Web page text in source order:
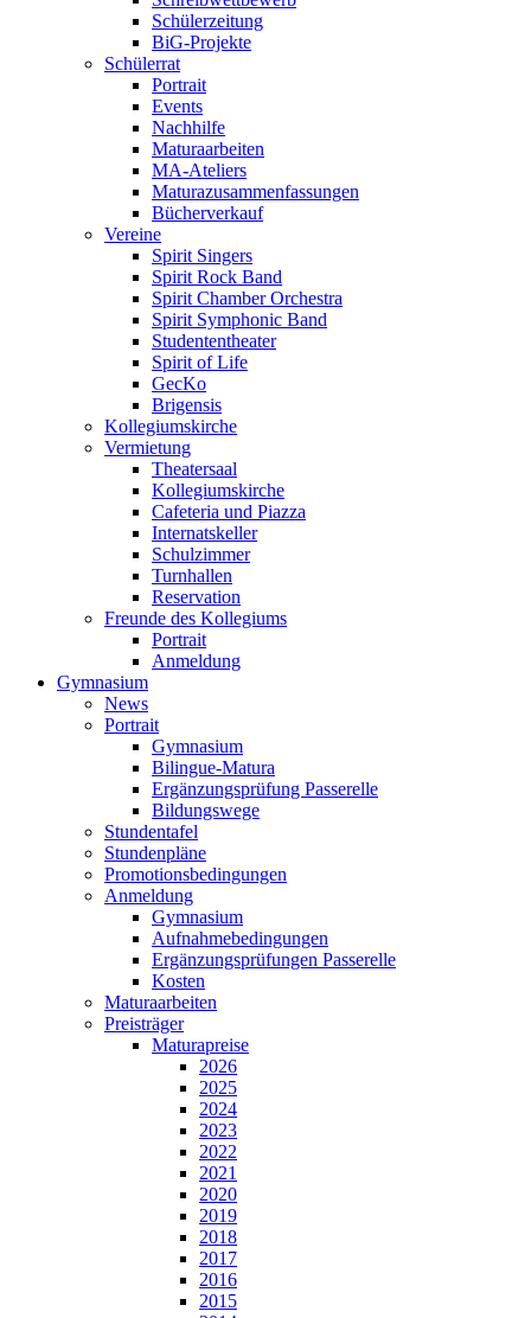
Schülerzeitung
BiG-Projekte
Schülerrat
Portrait
Events
Nachhilfe
Maturaarbeiten
MA-Ateliers
Maturazusammenfassungen
Bücherverkauf
Vereine
Spirit Singers
Spirit Rock Band
Spirit Chamber Orchestra
Spirit Symphonic Band
Studententheater
Spirit of Life
GecKo
Brigensis
Kollegiumskirche
Vermietung
Theatersaal
Kollegiumskirche
Cafeteria und Piazza
Internatskeller
Schulzimmer
Turnhallen
Reservation
Freunde des Kollegiums
Portrait
Anmeldung
Gymnasium
News
Portrait
Gymnasium
Bilingue-Matura
Ergänzungsprüfung Passerelle
Bildungswege
Stundentafel
Stundenpläne
Promotionsbedingungen
Anmeldung
Gymnasium
Aufnahmebedingungen
Ergänzungsprüfungen Passerelle
Kosten
Maturaarbeiten
Preisträger
Maturapreise
2026
2025
2024
2023
2022
2021
2020
2019
2018
2017
2016
2015